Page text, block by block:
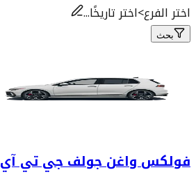
اختر الفرع>اختر تاريخًا...
بحث
فولكس واغن جولف جي تي آي